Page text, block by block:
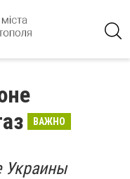
ВАЖНО
Украины